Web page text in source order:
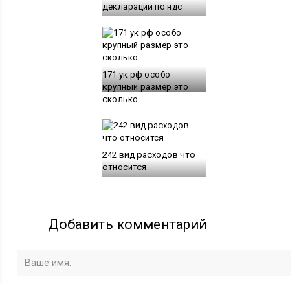
декларации по ндс
171 ук рф особо
крупный размер это
сколько
242 вид расходов что
относится
Добавить комментарий